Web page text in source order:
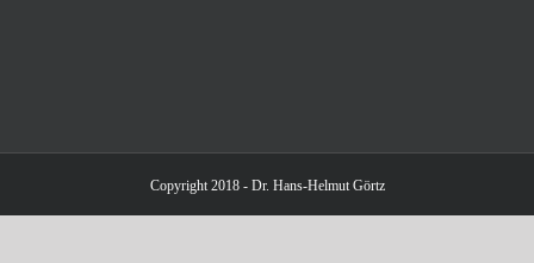
Copyright 2018 - Dr. Hans-Helmut Görtz